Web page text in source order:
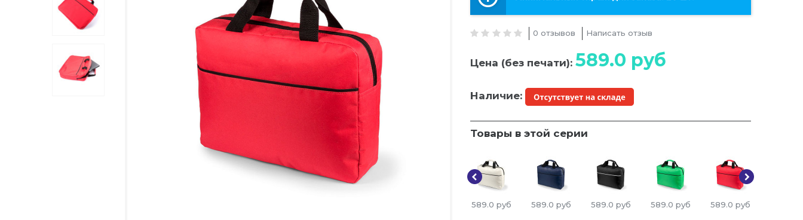
0 отзывов Написать отзыв
Цена (без печати): 589.0 руб
Наличие:
Товары в этой серии
589.0 руб 589.0 руб 589.0 руб 589.0 руб 589.0 руб